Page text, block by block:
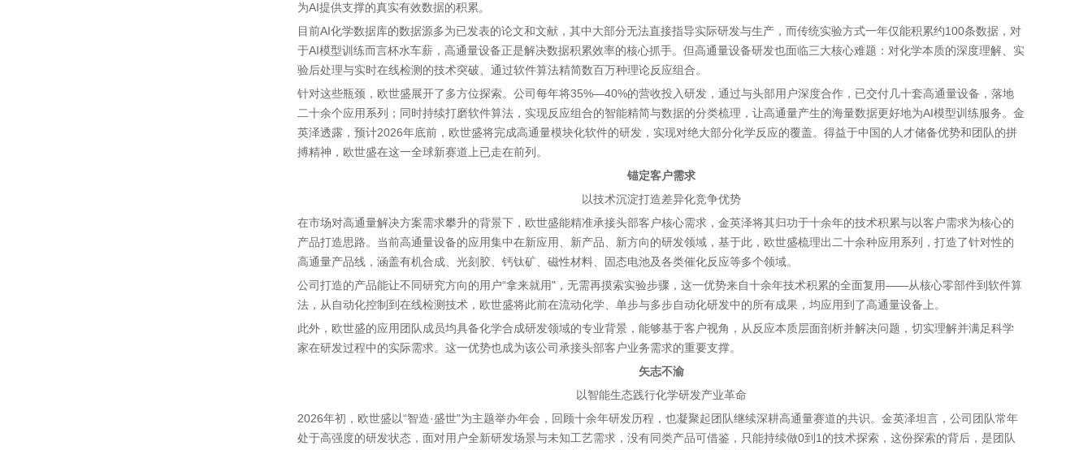
为AI提供支撑的真实有效数据的积累。
目前AI化学数据库的数据源多为已发表的论文和文献，其中大部分无法直接指导实际研发与生产，而传统实验方式一年仅能积累约100条数据，对
于AI模型训练而言杯水车薪，高通量设备正是解决数据积累效率的核心抓手。但高通量设备研发也面临三大核心难题：对化学本质的深度理解、实
验后处理与实时在线检测的技术突破、通过软件算法精简数百万种理论反应组合。
针对这些瓶颈，欧世盛展开了多方位探索。公司每年将35%—40%的营收投入研发，通过与头部用户深度合作，已交付几十套高通量设备，落地
二十余个应用系列；同时持续打磨软件算法，实现反应组合的智能精简与数据的分类梳理，让高通量产生的海量数据更好地为AI模型训练服务。金
英泽透露，预计2026年底前，欧世盛将完成高通量模块化软件的研发，实现对绝大部分化学反应的覆盖。得益于中国的人才储备优势和团队的拼
搏精神，欧世盛在这一全球新赛道上已走在前列。
锚定客户需求
以技术沉淀打造差异化竞争优势
在市场对高通量解决方案需求攀升的背景下，欧世盛能精准承接头部客户核心需求，金英泽将其归功于十余年的技术积累与以客户需求为核心的
产品打造思路。当前高通量设备的应用集中在新应用、新产品、新方向的研发领域，基于此，欧世盛梳理出二十余种应用系列，打造了针对性的
高通量产品线，涵盖有机合成、光刻胶、钙钛矿、磁性材料、固态电池及各类催化反应等多个领域。
公司打造的产品能让不同研究方向的用户“拿来就用"，无需再摸索实验步骤，这一优势来自十余年技术积累的全面复用——从核心零部件到软件算
法，从自动化控制到在线检测技术，欧世盛将此前在流动化学、单步与多步自动化研发中的所有成果，均应用到了高通量设备上。
此外，欧世盛的应用团队成员均具备化学合成研发领域的专业背景，能够基于客户视角，从反应本质层面剖析并解决问题，切实理解并满足科学
家在研发过程中的实际需求。这一优势也成为该公司承接头部客户业务需求的重要支撑。
矢志不渝
以智能生态践行化学研发产业革命
2026年初，欧世盛以“智造·盛世"为主题举办年会，回顾十余年研发历程，也凝聚起团队继续深耕高通量赛道的共识。金英泽坦言，公司团队常年
处于高强度的研发状态，面对用户全新研发场景与未知工艺需求，没有同类产品可借鉴，只能持续做0到1的技术探索，这份探索的背后，是团队